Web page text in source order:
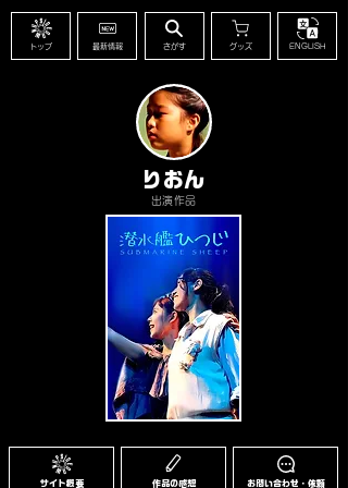
トップ 最新情報 さがす グッズ ENGLISH
りおん
出演作品
サイト概要 作品の感想 お問い合わせ・依頼